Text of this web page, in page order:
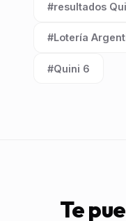
Etiqueta:
#resultados
Etiqueta:
#Lotería
Etiqueta:
#Quini 6
Te